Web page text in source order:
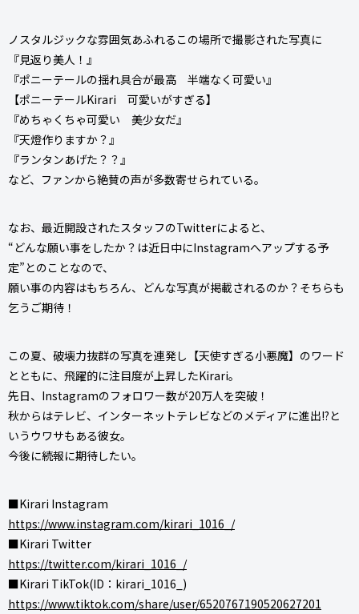
ノスタルジックな雰囲気あふれるこの場所で撮影された写真に
『見返り美人！』
『ポニーテールの揺れ具合が最高 半端なく可愛い』
【ポニーテールKirari 可愛いがすぎる】
『めちゃくちゃ可愛い 美少女だ』
『天燈作りますか？』
『ランタンあげた？？』
など、ファンから絶賛の声が多数寄せられている。
なお、最近開設されたスタッフのTwitterによると、
“どんな願い事をしたか？は近日中にInstagramへアップする予
定”とのことなので、
願い事の内容はもちろん、どんな写真が掲載されるのか？そちらも
乞うご期待！
この夏、破壊力抜群の写真を連発し【天使すぎる小悪魔】のワード
とともに、飛躍的に注目度が上昇したKirari。
先日、Instagramのフォロワー数が20万人を突破！
秋からはテレビ、インターネットテレビなどのメディアに進出!?と
いうウワサもある彼女。
今後に続報に期待したい。
■Kirari Instagram
https://www.instagram.com/kirari_1016_/
■Kirari Twitter
https://twitter.com/kirari_1016_/
■Kirari TikTok(ID：kirari_1016_)
https://www.tiktok.com/share/user/6520767190520627201